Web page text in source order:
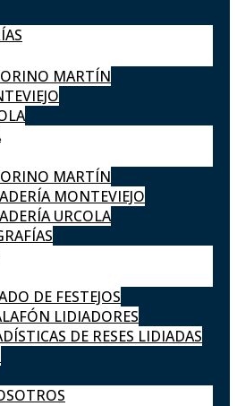
MARTÍN
MARTÍN
MONTEVIEJO
URCOLA
DE FESTEJOS
LIDIADORES
DE RESES LIDIADAS